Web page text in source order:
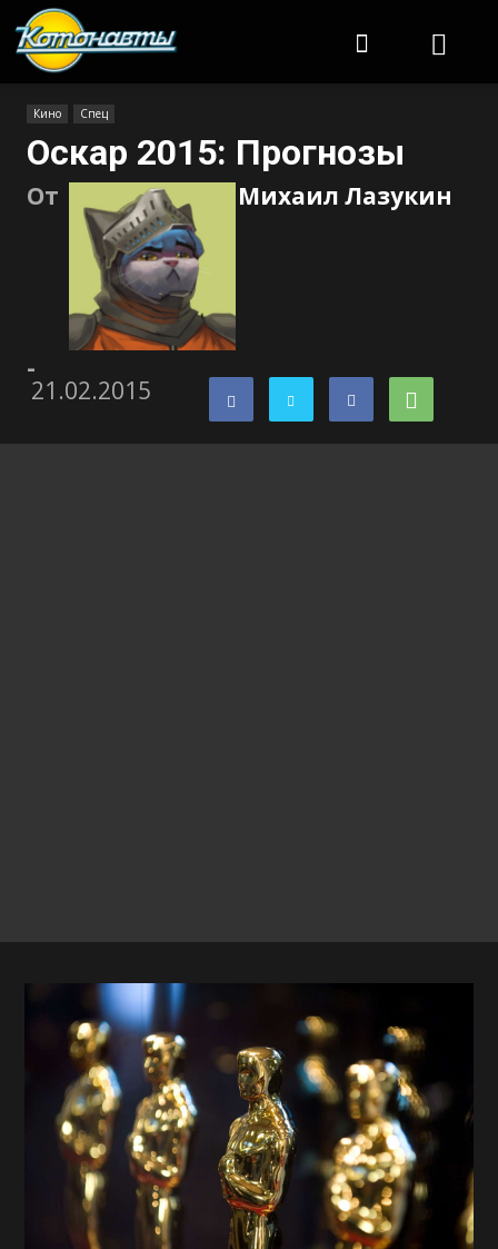
Кино Спец
Оскар 2015: Прогнозы
От Михаил Лазукин
-
21.02.2015